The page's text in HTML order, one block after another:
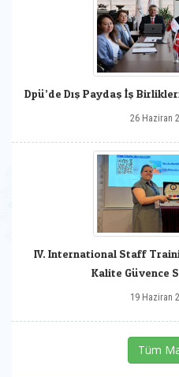
Dpü’de Dış Paydaş İş
26 Haziran
IV. International Staff
Kalite Güvence
19 Haziran
Tüm